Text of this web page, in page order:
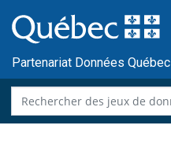
au
contenu
Partenariat Données Québec